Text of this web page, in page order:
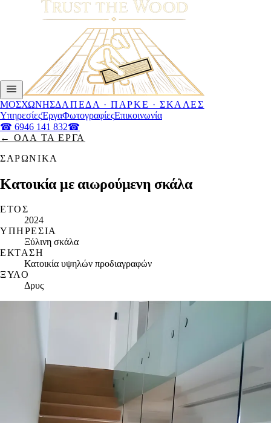
ΜΟΣΧΩΝΗΣΔΆΠΕΔΑ · ΠΑΡΚΈ · ΣΚΆΛΕΣ
ΥπηρεσίεςΈργαΦωτογραφίεςΕπικοινωνία
☎ 6946 141 832☎
← ΌΛΑ ΤΑ ΈΡΓΑ
ΣΑΡΩΝΙΚΆ
Κατοικία με αιωρούμενη σκάλα
ΈΤΟΣ
2024
ΥΠΗΡΕΣΊΑ
Ξύλινη σκάλα
ΈΚΤΑΣΗ
Κατοικία υψηλών προδιαγραφών
ΞΎΛΟ
Δρυς